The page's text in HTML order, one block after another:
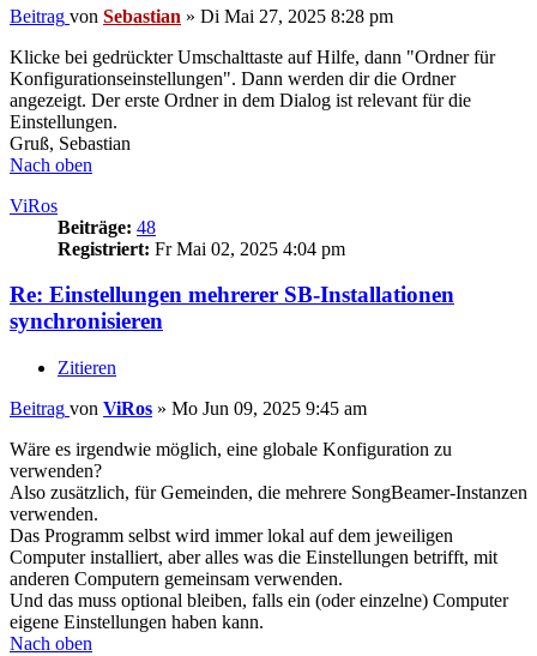
Beitrag von Sebastian » Di Mai 27, 2025 8:28 pm
Klicke bei gedrückter Umschalttaste auf Hilfe, dann "Ordner für
Konfigurationseinstellungen". Dann werden dir die Ordner
angezeigt. Der erste Ordner in dem Dialog ist relevant für die
Einstellungen.
Gruß, Sebastian
Nach oben
ViRos
Beiträge: 48
Registriert: Fr Mai 02, 2025 4:04 pm
Re: Einstellungen mehrerer SB-Installationen
synchronisieren
Zitieren
Beitrag von ViRos » Mo Jun 09, 2025 9:45 am
Wäre es irgendwie möglich, eine globale Konfiguration zu
verwenden?
Also zusätzlich, für Gemeinden, die mehrere SongBeamer-Instanzen
verwenden.
Das Programm selbst wird immer lokal auf dem jeweiligen
Computer installiert, aber alles was die Einstellungen betrifft, mit
anderen Computern gemeinsam verwenden.
Und das muss optional bleiben, falls ein (oder einzelne) Computer
eigene Einstellungen haben kann.
Nach oben